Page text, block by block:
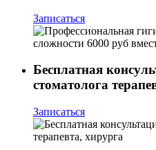
Записаться
Бесплатная
стоматолога
Записаться